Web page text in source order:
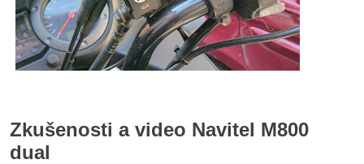
Zkušenosti a video Navitel M800
dual